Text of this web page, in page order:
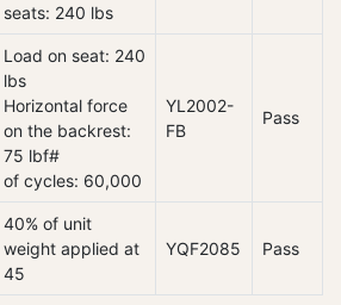
seats: 240 lbs
Load on seat: 240
lbs
Horizontal force
on the backrest:
75 lbf#
of cycles: 60,000
YL2002-
FB
Pass
40% of unit
weight applied at
45
YQF2085 Pass